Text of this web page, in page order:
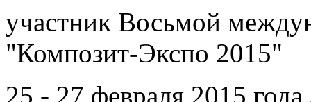
участник Восьмой
"Композит-Экспо 2015"
25 - 27 февраля 2015